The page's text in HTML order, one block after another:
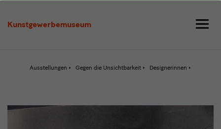
Kunstgewerbemuseum
Möller-
Ausstellungen Gegen die Unsichtbarkeit Designerinnen